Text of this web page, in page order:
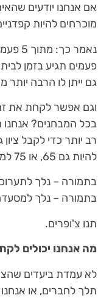
אם אנחנו יודעים
מוכרחים להיות
פעמים תגיע בזמן
גם ייתן לו הרבה יותר
וגם אפשר לקחת את
בכל המבחנים?
להיות גם 65, או 75 למשל.
בתמורה – נלך
בתמורה – נלך
תנו צ'ופרים.
מה אנחנו יכולים
לא עמדת ביעדים
תלך לחברים, או